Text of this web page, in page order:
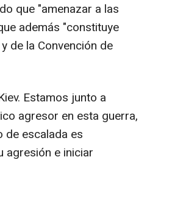
que "amenazar a las
además "constituye
de la Convención de
Estamos junto a
agresor en esta guerra,
de escalada es
agresión e iniciar